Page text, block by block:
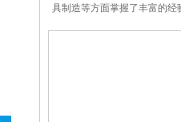
具制造等方面掌握了丰富的经